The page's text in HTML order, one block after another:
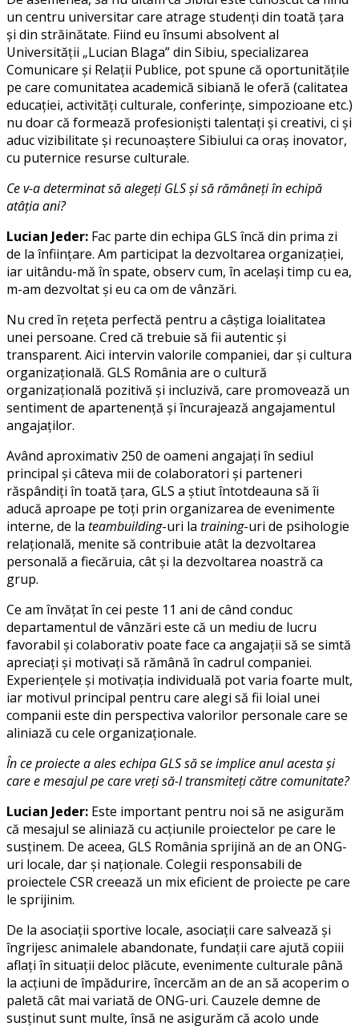
un centru universitar care atrage studenți din toată țara
și din străinătate. Fiind eu însumi absolvent al
Universității „Lucian Blaga” din Sibiu, specializarea
Comunicare și Relații Publice, pot spune că oportunitățile
pe care comunitatea academică sibiană le oferă (calitatea
educației, activități culturale, conferințe, simpozioane etc.)
nu doar că formează profesioniști talentați și creativi, ci și
aduc vizibilitate și recunoaștere Sibiului ca oraș inovator,
cu puternice resurse culturale.
Ce v-a determinat să alegeți GLS și să rămâneți în echipă
atâția ani?
Lucian Jeder: Fac parte din echipa GLS încă din prima zi
de la înființare. Am participat la dezvoltarea organizației,
iar uitându-mă în spate, observ cum, în același timp cu ea,
m-am dezvoltat și eu ca om de vânzări.
Nu cred în rețeta perfectă pentru a câștiga loialitatea
unei persoane. Cred că trebuie să fii autentic și
transparent. Aici intervin valorile companiei, dar și cultura
organizațională. GLS România are o cultură
organizațională pozitivă și incluzivă, care promovează un
sentiment de apartenență și încurajează angajamentul
angajaților.
Având aproximativ 250 de oameni angajați în sediul
principal și câteva mii de colaboratori și parteneri
răspândiți în toată țara, GLS a știut întotdeauna să îi
aducă aproape pe toți prin organizarea de evenimente
interne, de la teambuilding-uri la training-uri de psihologie
relațională, menite să contribuie atât la dezvoltarea
personală a fiecăruia, cât și la dezvoltarea noastră ca
grup.
Ce am învățat în cei peste 11 ani de când conduc
departamentul de vânzări este că un mediu de lucru
favorabil și colaborativ poate face ca angajații să se simtă
apreciați și motivați să rămână în cadrul companiei.
Experiențele și motivația individuală pot varia foarte mult,
iar motivul principal pentru care alegi să fii loial unei
companii este din perspectiva valorilor personale care se
aliniază cu cele organizaționale.
În ce proiecte a ales echipa GLS să se implice anul acesta și
care e mesajul pe care vreți să-l transmiteți către comunitate?
Lucian Jeder: Este important pentru noi să ne asigurăm
că mesajul se aliniază cu acțiunile proiectelor pe care le
susținem. De aceea, GLS România sprijină an de an ONG-
uri locale, dar și naționale. Colegii responsabili de
proiectele CSR creează un mix eficient de proiecte pe care
le sprijinim.
De la asociații sportive locale, asociații care salvează și
îngrijesc animalele abandonate, fundații care ajută copiii
aflați în situații deloc plăcute, evenimente culturale până
la acțiuni de împădurire, încercăm an de an să acoperim o
paletă cât mai variată de ONG-uri. Cauzele demne de
susținut sunt multe, însă ne asigurăm că acolo unde